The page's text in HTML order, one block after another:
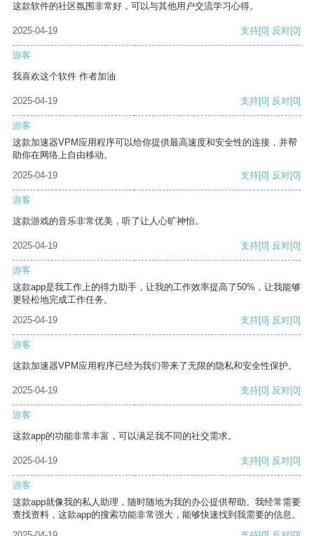
这款软件的社区氛围非常好，可以与其他用户交流学习心得。
2025-04-19 支持[0] 反对[0]
游客
我喜欢这个软件 作者加油
2025-04-19 支持[0] 反对[0]
游客
这款加速器VPM应用程序可以给你提供最高速度和安全性的连接，并帮
助你在网络上自由移动。
2025-04-19
支持[0] 反对[0]
游客
这款游戏的音乐非常优美，听了让人心旷神怡。
2025-04-19 支持[0] 反对[0]
游客
这款app是我工作上的得力助手，让我的工作效率提高了50%，让我能够
更轻松地完成工作任务。
2025-04-19
支持[0] 反对[0]
游客
这款加速器VPM应用程序已经为我们带来了无限的隐私和安全性保护。
2025-04-19 支持[0] 反对[0]
游客
这款app的功能非常丰富，可以满足我不同的社交需求。
2025-04-19 支持[0] 反对[0]
游客
这款app就像我的私人助理，随时随地为我的办公提供帮助。我经常需要
查找资料，这款app的搜索功能非常强大，能够快速找到我需要的信息。